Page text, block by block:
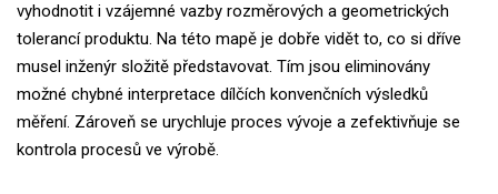
vyhodnotit i vzájemné vazby rozměrových a geometrických
tolerancí produktu. Na této mapě je dobře vidět to, co si dříve
musel inženýr složitě představovat. Tím jsou eliminovány
možné chybné interpretace dílčích konvenčních výsledků
měření. Zároveň se urychluje proces vývoje a zefektivňuje se
kontrola procesů ve výrobě.